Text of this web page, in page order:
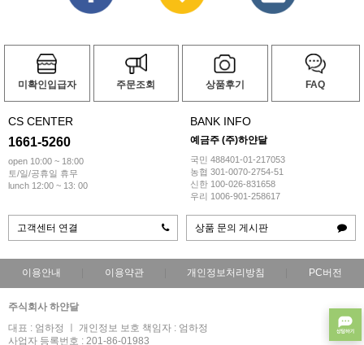
미확인입급자 주문조회 상품후기 FAQ
CS CENTER
1661-5260
open 10:00 ~ 18:00
토/일/공휴일 휴무
lunch 12:00 ~ 13: 00
BANK INFO
예금주 (주)하얀달
국민 488401-01-217053
농협 301-0070-2754-51
신한 100-026-831658
우리 1006-901-258617
고객센터 연결 상품 문의 게시판
이용안내 이용약관 개인정보처리방침 PC버전
주식회사 하얀달
대표 : 엄하정 ㅣ 개인정보 보호 책임자 : 엄하정
사업자 등록번호 : 201-86-01983